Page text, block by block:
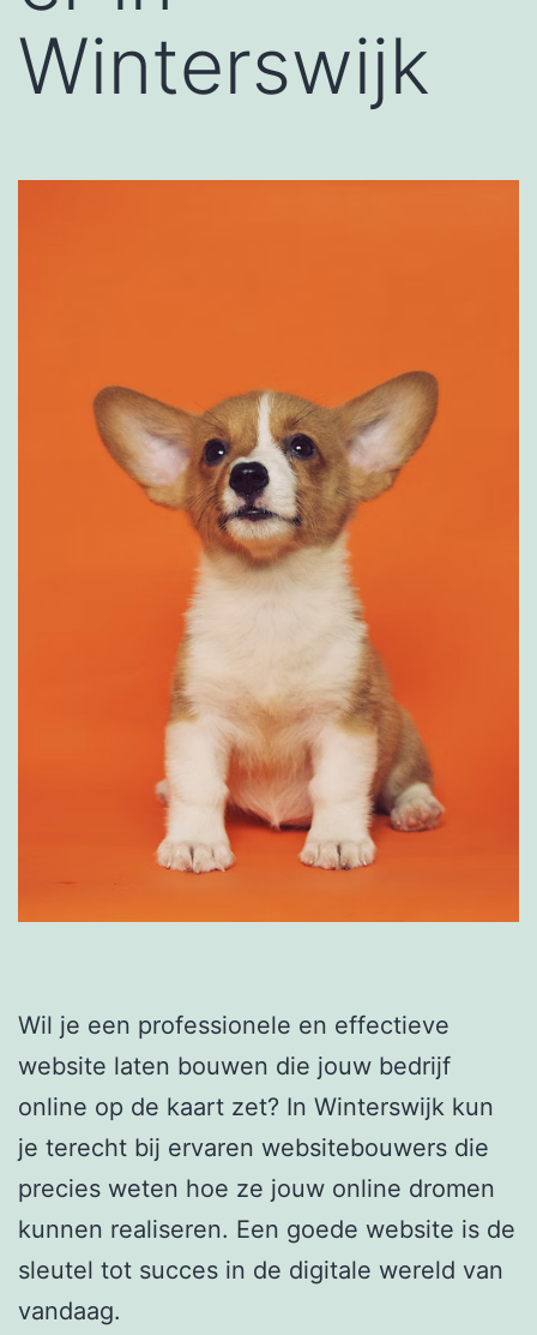
Winterswijk
Wil je een professionele en effectieve
website laten bouwen die jouw bedrijf
online op de kaart zet? In Winterswijk kun
je terecht bij ervaren websitebouwers die
precies weten hoe ze jouw online dromen
kunnen realiseren. Een goede website is de
sleutel tot succes in de digitale wereld van
vandaag.